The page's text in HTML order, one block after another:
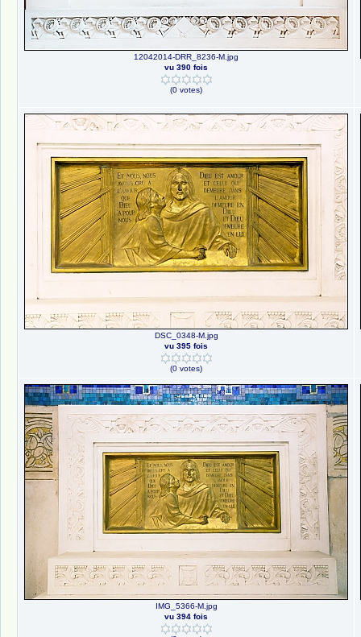
12042014-DRR_8236-M.jpg
vu 390 fois
(0 votes)
DSC_0348-M.jpg
vu 395 fois
(0 votes)
IMG_5366-M.jpg
vu 394 fois